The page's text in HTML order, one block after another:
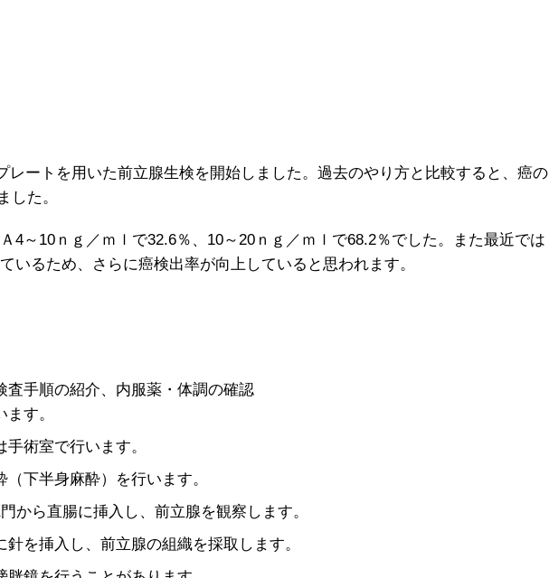
レートを用いた前立腺生検を開始しました。過去のやり方と比較すると、癌の
した。
4～10ｎｇ／ｍｌで32.6％、10～20ｎｇ／ｍｌで68.2％でした。また最近では
いるため、さらに癌検出率が向上していると思われます。
査手順の紹介、内服薬・体調の確認
す。
術室で行います。
下半身麻酔）を行います。
から直腸に挿入し、前立腺を観察します。
を挿入し、前立腺の組織を採取します。